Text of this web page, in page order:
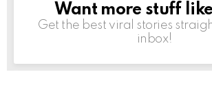
NEWSLETTER
Want more stuff
Get the best viral stories
inbox!